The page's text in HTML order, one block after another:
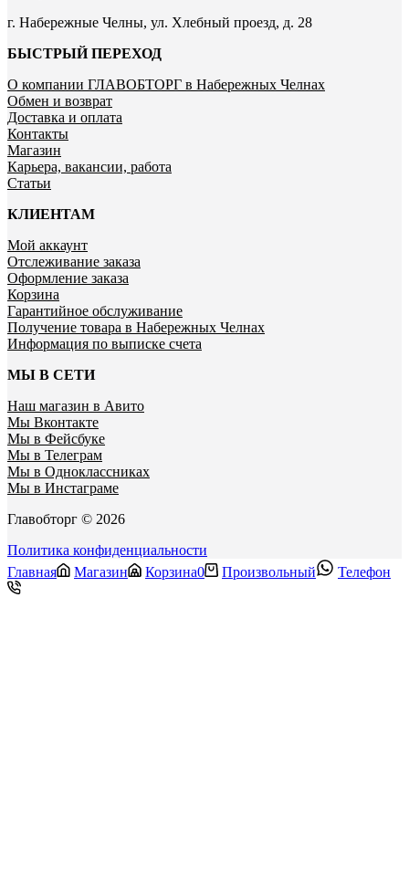
г. Набережные Челны, ул. Хлебный проезд, д. 28
БЫСТРЫЙ ПЕРЕХОД
О компании ГЛАВОБТОРГ в Набережных Челнах
Обмен и возврат
Доставка и оплата
Контакты
Магазин
Карьера, вакансии, работа
Статьи
КЛИЕНТАМ
Мой аккаунт
Отслеживание заказа
Оформление заказа
Корзина
Гарантийное обслуживание
Получение товара в Набережных Челнах
Информация по выписке счета
МЫ В СЕТИ
Наш магазин в Авито
Мы Вконтакте
Мы в Фейсбуке
Мы в Телеграм
Мы в Одноклассниках
Мы в Инстаграме
Главобторг © 2026
Политика конфиденциальности
Главная
Магазин Корзина0 Произвольный Телефон